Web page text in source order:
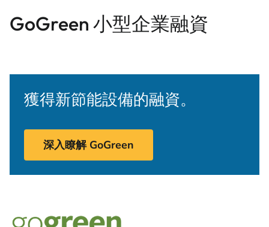
GoGreen 小型企業融資
獲得新節能設備的融資。
深入瞭解 GoGreen